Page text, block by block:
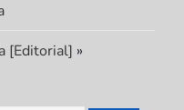
[Editorial] »